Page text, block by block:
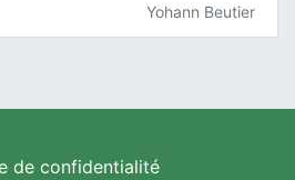
Yohann Beutier
de confidentialité